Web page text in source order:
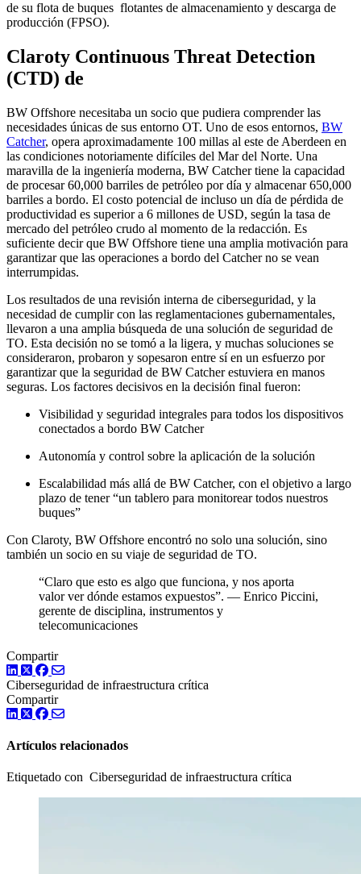
de su flota de buques flotantes de almacenamiento y descarga de
producción (FPSO).
Claroty Continuous Threat Detection
(CTD) de
BW Offshore necesitaba un socio que pudiera comprender las
necesidades únicas de sus entorno OT. Uno de esos entornos, BW
Catcher, opera aproximadamente 100 millas al este de Aberdeen en
las condiciones notoriamente difíciles del Mar del Norte. Una
maravilla de la ingeniería moderna, BW Catcher tiene la capacidad
de procesar 60,000 barriles de petróleo por día y almacenar 650,000
barriles a bordo. El costo potencial de incluso un día de pérdida de
productividad es superior a 6 millones de USD, según la tasa de
mercado del petróleo crudo al momento de la redacción. Es
suficiente decir que BW Offshore tiene una amplia motivación para
garantizar que las operaciones a bordo del Catcher no se vean
interrumpidas.
Los resultados de una revisión interna de ciberseguridad, y la
necesidad de cumplir con las reglamentaciones gubernamentales,
llevaron a una amplia búsqueda de una solución de seguridad de
TO. Esta decisión no se tomó a la ligera, y muchas soluciones se
consideraron, probaron y sopesaron entre sí en un esfuerzo por
garantizar que la seguridad de BW Catcher estuviera en manos
seguras. Los factores decisivos en la decisión final fueron:
Visibilidad y seguridad integrales para todos los dispositivos
conectados a bordo BW Catcher
Autonomía y control sobre la aplicación de la solución
Escalabilidad más allá de BW Catcher, con el objetivo a largo
plazo de tener “un tablero para monitorear todos nuestros
buques”
Con Claroty, BW Offshore encontró no solo una solución, sino
también un socio en su viaje de seguridad de TO.
“Claro que esto es algo que funciona, y nos aporta
valor ver dónde estamos expuestos”. — Enrico Piccini,
gerente de disciplina, instrumentos y
telecomunicaciones
Compartir
LinkedIn
TwitterFacebook
Ciberseguridad de infraestructura crítica
Compartir
LinkedIn
TwitterFacebook
Artículos relacionados
Etiquetado con Ciberseguridad de infraestructura crítica